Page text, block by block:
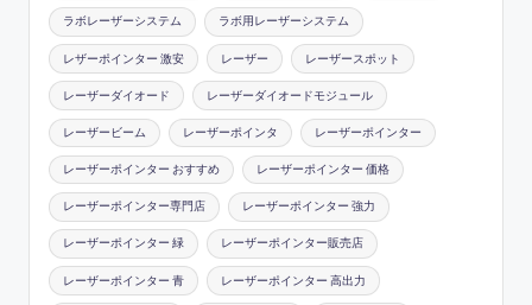
ラボレーザーシステム ラボ用レーザーシステム
レザーポインター 激安 レーザー レーザースポット
レーザーダイオード レーザーダイオードモジュール
レーザービーム レーザーポインタ レーザーポインター
レーザーポインター おすすめ レーザーポインター 価格
レーザーポインター専門店 レーザーポインター 強力
レーザーポインター 緑 レーザーポインター販売店
レーザーポインター 青 レーザーポインター 高出力